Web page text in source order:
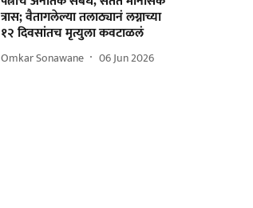
त्रास; वैतागलेल्या तलाठ्यानं लग्नाच्या
१२ दिवसांतच मृत्युला कवटाळलं
Omkar Sonawane 06 Jun 2026